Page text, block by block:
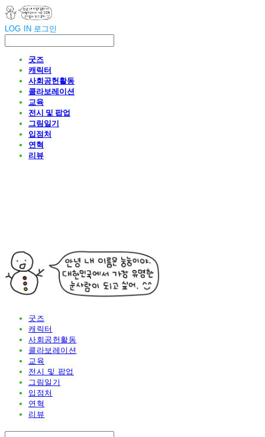
LOG IN 로그인
굿즈
캐릭터
사회공헌활동
콜라보레이션
교육
전시 및 팝업
그림일기
입점처
연혁
리뷰
굿즈
캐릭터
사회공헌활동
콜라보레이션
교육
전시 및 팝업
그림일기
입점처
연혁
리뷰